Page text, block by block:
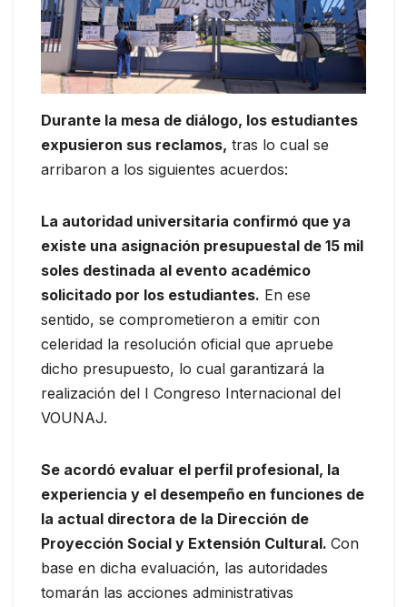
Durante la mesa de diálogo, los estudiantes
expusieron sus reclamos, tras lo cual se
arribaron a los siguientes acuerdos:
La autoridad universitaria confirmó que ya
existe una asignación presupuestal de 15 mil
soles destinada al evento académico
solicitado por los estudiantes. En ese
sentido, se comprometieron a emitir con
celeridad la resolución oficial que apruebe
dicho presupuesto, lo cual garantizará la
realización del I Congreso Internacional del
VOUNAJ.
Se acordó evaluar el perfil profesional, la
experiencia y el desempeño en funciones de
la actual directora de la Dirección de
Proyección Social y Extensión Cultural. Con
base en dicha evaluación, las autoridades
tomarán las acciones administrativas